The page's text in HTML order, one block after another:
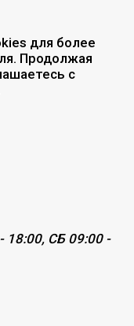
для более
Продолжая
с
18:00, СБ 09:00 -